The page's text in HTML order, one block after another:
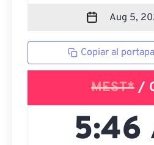
Copiar al
MEST* /